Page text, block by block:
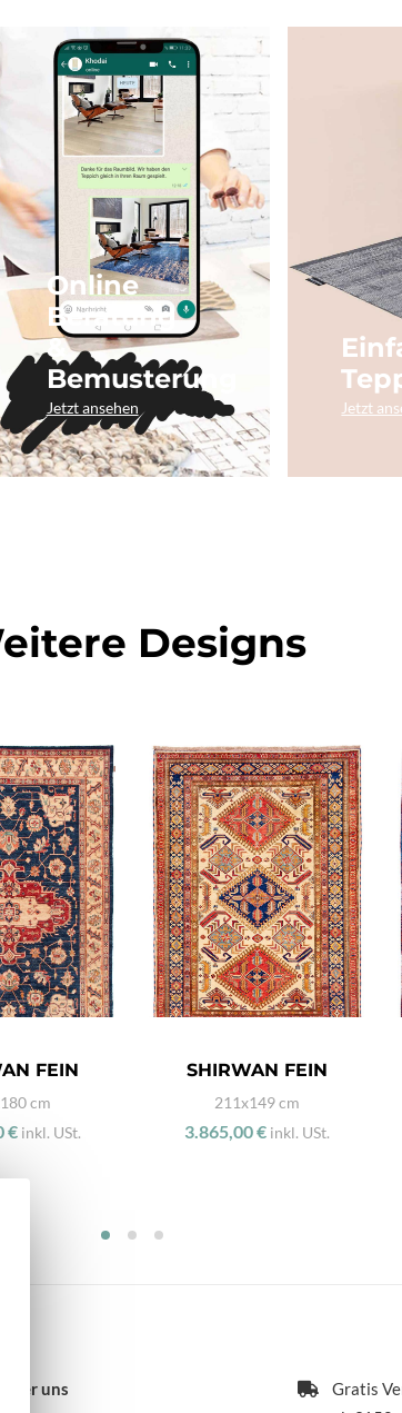
Online
Beratung
&
Bemusterung
Jetzt ansehen Jetzt
Designs
FEIN
cm
€ inkl. USt.
SHIRWAN FEIN
211x149 cm
3.865,00 € inkl. USt.
Über uns
Gratis